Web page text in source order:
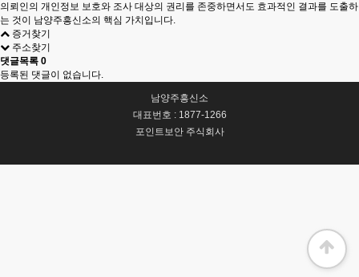
의뢰인의 개인정보 보호와 조사 대상의 권리를 존중하면서도 효과적인 결과를 도출하
는 것이 남양주흥신소의 핵심 가치입니다.
증거찾기
주소찾기
댓글목록 0
등록된 댓글이 없습니다.
남양주흥신소
대표번호 : 1877-1266
포인트보안 주식회사